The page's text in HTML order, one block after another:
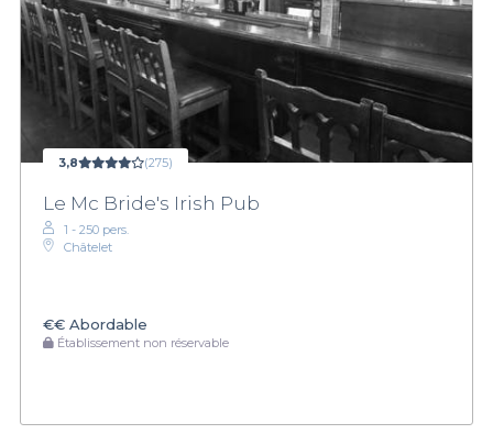
3,8 (275)
Le Mc Bride's Irish Pub
1 - 250 pers.
Châtelet
€€ Abordable
Établissement non réservable